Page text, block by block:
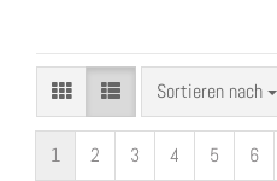
Sortieren nach
Sortieren nach
1 2 3 4 5 6